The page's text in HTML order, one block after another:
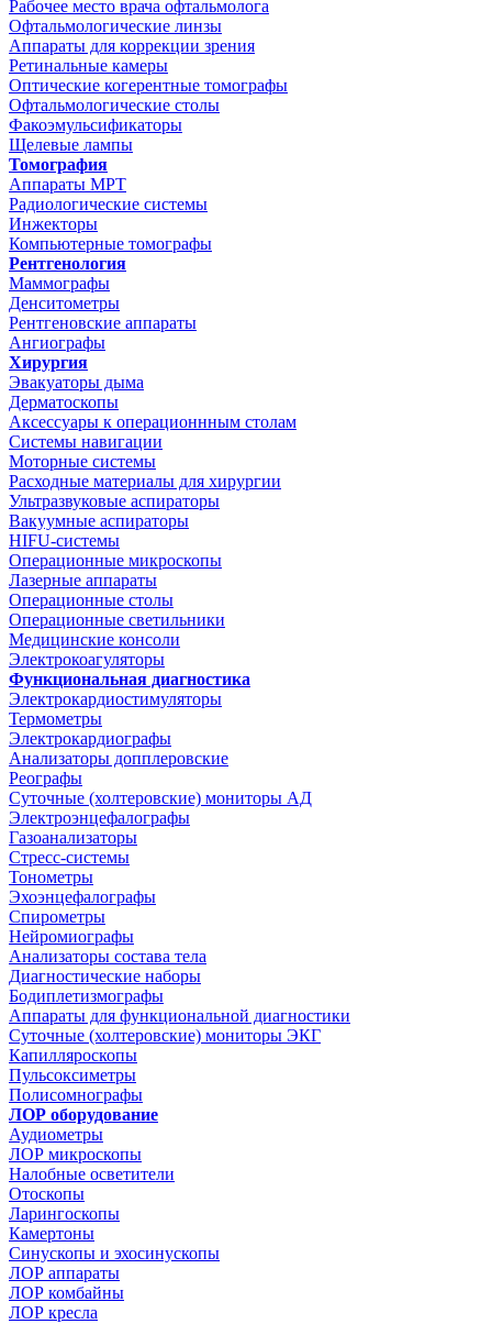
Рабочее место врача офтальмолога
Офтальмологические линзы
Аппараты для коррекции зрения
Ретинальные камеры
Оптические когерентные томографы
Офтальмологические столы
Факоэмульсификаторы
Щелевые лампы
Томография
Аппараты МРТ
Радиологические системы
Инжекторы
Компьютерные томографы
Рентгенология
Маммографы
Денситометры
Рентгеновские аппараты
Ангиографы
Хирургия
Эвакуаторы дыма
Дерматоскопы
Аксессуары к операционнным столам
Системы навигации
Моторные системы
Расходные материалы для хирургии
Ультразвуковые аспираторы
Вакуумные аспираторы
HIFU-системы
Операционные микроскопы
Лазерные аппараты
Операционные столы
Операционные светильники
Медицинские консоли
Электрокоагуляторы
Функциональная диагностика
Электрокардиостимуляторы
Термометры
Электрокардиографы
Анализаторы допплеровские
Реографы
Суточные (холтеровские) мониторы АД
Электроэнцефалографы
Газоанализаторы
Стресс-системы
Тонометры
Эхоэнцефалографы
Спирометры
Нейромиографы
Анализаторы состава тела
Диагностические наборы
Бодиплетизмографы
Аппараты для функциональной диагностики
Суточные (холтеровские) мониторы ЭКГ
Капилляроскопы
Пульсоксиметры
Полисомнографы
ЛОР оборудование
Аудиометры
ЛОР микроскопы
Налобные осветители
Отоскопы
Ларингоскопы
Камертоны
Синускопы и эхосинускопы
ЛОР аппараты
ЛОР комбайны
ЛОР кресла